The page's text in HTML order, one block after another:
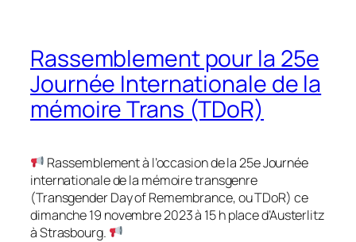
Rassemblement pour la 25e
Journée Internationale de la
mémoire Trans (TDoR)
Rassemblement à l’occasion de la 25e Journée
internationale de la mémoire transgenre
(Transgender Day of Remembrance, ou TDoR) ce
dimanche 19 novembre 2023 à 15 h place d’Austerlitz
à Strasbourg.